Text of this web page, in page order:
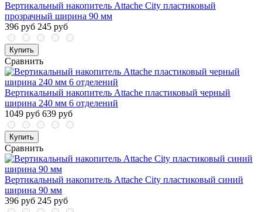
Вертикальный накопитель Attache City пластиковый
прозрачный ширина 90 мм
396 руб 245 руб
Купить
Сравнить
Вертикальный накопитель Attache пластиковый черный
ширина 240 мм 6 отделений
1049 руб 639 руб
Купить
Сравнить
Вертикальный накопитель Attache City пластиковый синий
ширина 90 мм
396 руб 245 руб